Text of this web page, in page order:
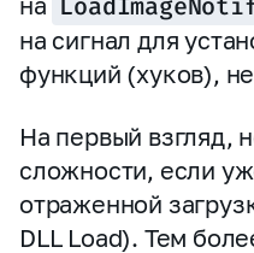
на сигнал для
функций (хуков),
На первый взгляд,
сложности, если
отраженной
DLL Load). Тем